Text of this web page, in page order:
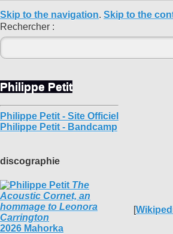
Skip to the navigation. Skip to the
Rechercher :
Philippe Petit
[
Philippe Petit - Site Officiel
Philippe Petit - Bandcamp
discographie
The
Acoustic Cornet, an
hommage to Leonora
Carrington
2026 Mahorka